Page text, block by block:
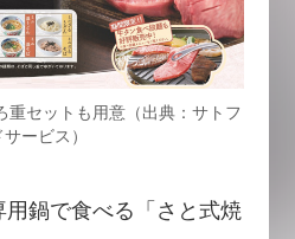
重セットも用意（出典：サトフ
ービス）
鍋で食べる「さと式焼